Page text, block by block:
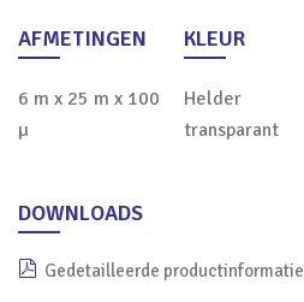
AFMETINGEN
6 m x 25 m x 100
µ
KLEUR
Helder
transparant
DOWNLOADS
Gedetailleerde productinformatie